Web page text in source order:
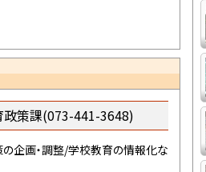
会」への申込みについて
体験学習等の実施について
の丘（和歌山市）を再登録し
政策課(073-441-3648)
企画・調整/学校教育の情報化な